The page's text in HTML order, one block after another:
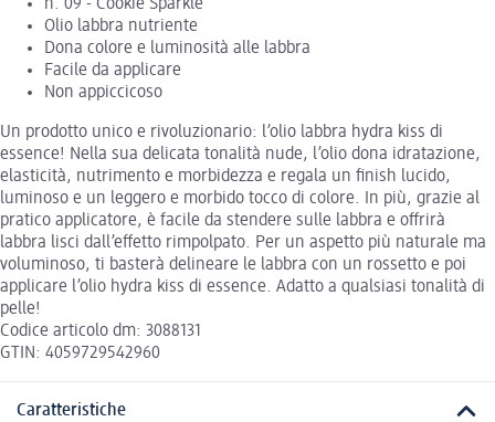
n. 09 - Cookie Sparkle
Olio labbra nutriente
Dona colore e luminosità alle labbra
Facile da applicare
Non appiccicoso
Un prodotto unico e rivoluzionario: l’olio labbra hydra kiss di
essence! Nella sua delicata tonalità nude, l’olio dona idratazione,
elasticità, nutrimento e morbidezza e regala un finish lucido,
luminoso e un leggero e morbido tocco di colore. In più, grazie al
pratico applicatore, è facile da stendere sulle labbra e offrirà
labbra lisci dall’effetto rimpolpato. Per un aspetto più naturale ma
voluminoso, ti basterà delineare le labbra con un rossetto e poi
applicare l’olio hydra kiss di essence. Adatto a qualsiasi tonalità di
pelle!
Codice articolo dm: 3088131
GTIN: 4059729542960
Caratteristiche